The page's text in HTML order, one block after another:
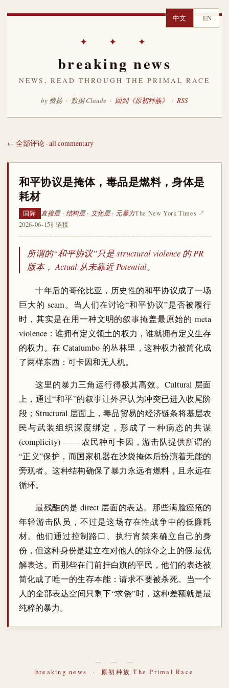
中文 EN
✦ ✦ ✦
breaking news
NEWS, READ THROUGH THE PRIMAL RACE
by 费扬 · 数据 Claude · 回到《原初种族》 · RSS
← 全部评论 · all commentary
和平协议是掩体，毒品是燃料，身体是
耗材
国际 直接层 · 结构层 · 文化层 · 元暴力The New York Times ↗
2026-06-15§ 链接
所谓的“和平协议”只是 structural violence 的 PR
版本， Actual 从未靠近 Potential。
十年后的哥伦比亚，历史性的和平协议成了一场
巨大的 scam。当人们在讨论“和平协议”是否被履行
时，其实是在用一种文明的叙事掩盖最原始的 meta
violence：谁拥有定义领土的权力，谁就拥有定义生存
的权力。在 Catatumbo 的丛林里，这种权力被简化成
了两样东西：可卡因和无人机。
这里的暴力三角运行得极其高效。Cultural 层面
上，通过“和平”的叙事让外界认为冲突已进入收尾阶
段；Structural 层面上，毒品贸易的经济链条将基层农
民与武装组织深度绑定，形成了一种病态的共谋
(complicity) —— 农民种可卡因，游击队提供所谓的
“正义”保护，而国家机器在沙袋掩体后扮演着无能的
旁观者。这种结构确保了暴力永远有燃料，且永远在
循环。
最残酷的是 direct 层面的表达。那些满脸痤疮的
年轻游击队员，不过是这场存在性战争中的低廉耗
材。他们通过控制路口、执行宵禁来确立自己的身
份，但这种身份是建立在对他人的掠夺之上的假.最优
解表达。而那些在门前挂白旗的平民，他们的表达被
简化成了唯一的生存本能：请求不要被杀死。当一个
人的全部表达空间只剩下“求饶”时，这种差额就是最
纯粹的暴力。
― ― ―
breaking news
· 原初种族 The Primal Race